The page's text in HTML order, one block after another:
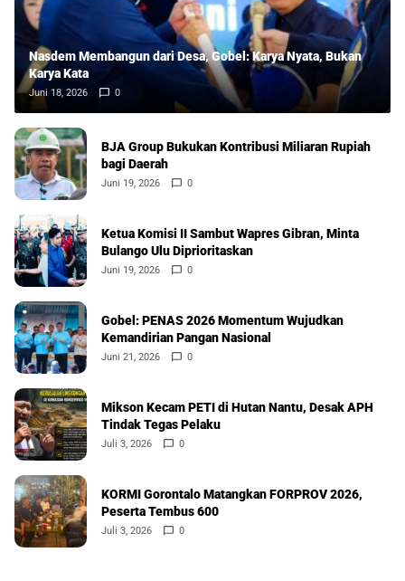
Nasdem Membangun dari Desa, Gobel: Karya Nyata, Bukan
Karya Kata
Juni 18, 2026 0
BJA Group Bukukan Kontribusi Miliaran Rupiah
bagi Daerah
Juni 19, 2026 0
Ketua Komisi II Sambut Wapres Gibran, Minta
Bulango Ulu Diprioritaskan
Juni 19, 2026 0
Gobel: PENAS 2026 Momentum Wujudkan
Kemandirian Pangan Nasional
Juni 21, 2026 0
Mikson Kecam PETI di Hutan Nantu, Desak APH
Tindak Tegas Pelaku
Juli 3, 2026 0
KORMI Gorontalo Matangkan FORPROV 2026,
Peserta Tembus 600
Juli 3, 2026 0